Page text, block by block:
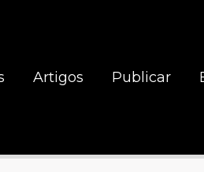
Artigos Publicar